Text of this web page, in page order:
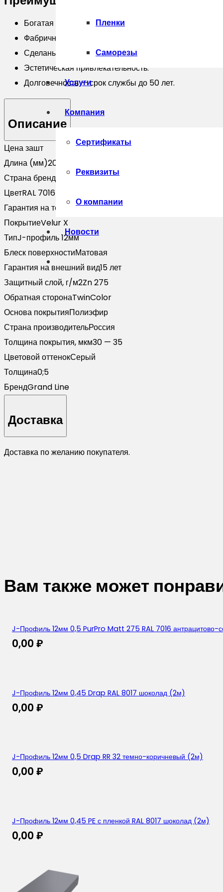
Пленки
Саморезы
Услуги
Компания
Сертификаты
Реквизиты
О компании
Новости
Богатая гамма цветов и полимерных покрытий.
Фабричное изготовление неизменно высокого
Сделаны из той же стали, что и стандартные элементы
Эстетическая привлекательность.
Долговечность — срок службы до 50 лет.
Описание
Цена зашт
Длина (мм)2000
Страна бренда
Россия
ЦветRAL 7016
Гарантия на технические хара25 лет
ПокрытиеVelur X
ТипJ-профиль 12мм
Блеск поверхностиМатовая
Гарантия на внешний вид15 лет
Защитный слой, г/м2Zn 275
Обратная сторонаTwinColor
Основа покрытияПолиэфир
Страна производительРоссия
Толщина покрытия, мкм30 — 35
Цветовой оттенокСерый
Толщина0;5
БрендGrand Line
Доставка
Доставка по желанию покупателя.
Вам также может
J-Профиль 12мм 0,5 PurPro Matt 275 RAL 7016 антрацитово-
0,00 ₽
J-Профиль 12мм 0,45 Drap RAL 8017 шоколад (2м)
0,00 ₽
J-Профиль 12мм 0,5 Drap RR 32 темно-коричневый (2м)
0,00 ₽
J-Профиль 12мм 0,45 PE с пленкой RAL 8017 шоколад (2м)
0,00 ₽